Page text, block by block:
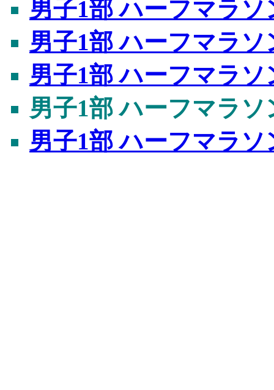
男子1部 ハーフマラ
男子1部 ハーフマラ
男子1部 ハーフマラ
男子1部 ハーフマラ
男子1部 ハーフマラ